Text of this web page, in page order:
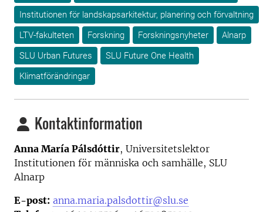
Institutionen för landskapsarkitektur, planering och förvaltning
LTV-fakulteten
Forskning Forskningsnyheter
Alnarp
SLU Urban Futures
SLU Future One Health
Klimatförändringar
Kontaktinformation
Anna María Pálsdóttir, Universitetslektor
Institutionen för människa och samhälle, SLU
Alnarp
E-post: anna.maria.palsdottir@slu.se